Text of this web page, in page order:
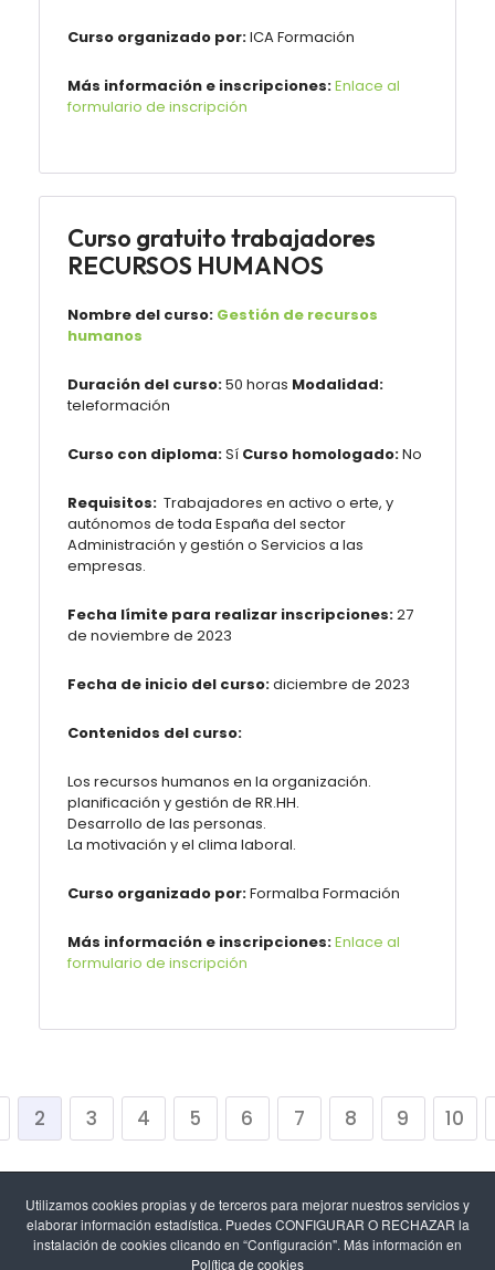
Utilizamos cookies propias y de terceros para mejorar nuestros servicios y
elaborar información estadística. Puedes CONFIGURAR O RECHAZAR la
instalación de cookies clicando en “Configuración". Más información en
Política de cookies
Curso organizado por:ICAFormación
Más información e inscripciones:Enlace al
formulario de inscripción
Curso gratuito trabajadores
RECURSOS HUMANOS
Nombre del curso: Gestión de recursos
humanos
Duración del curso:50 horas Modalidad:
teleformación
Curso con diploma:Sí Curso homologado:No
Requisitos: Trabajadores en activo o erte, y
autónomos de toda España del sector
Administración y gestión o Servicios a las
empresas.
Fecha límite para realizar inscripciones:27
de noviembre de 2023
Fecha de inicio del curso:diciembre de 2023
Contenidos del curso:
Los recursos humanos en la organización.
planificación y gestión de RR.HH.
Desarrollo de las personas.
La motivación y el clima laboral.
Curso organizado por:Formalba Formación
Más información e inscripciones:Enlace al
formulario de inscripción
2 3 4 5 6 7 8 9 10